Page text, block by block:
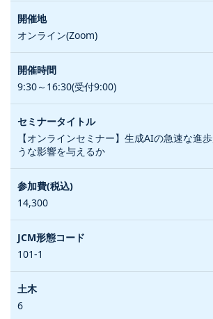
オンライン(Zoom)
9:30～16:30(受付9:00)
【オンラインセミナー】生成AIの急速な進
うな影響を与えるか
14,300
101-1
6